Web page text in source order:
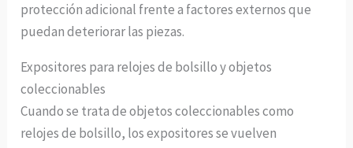
protección adicional frente a factores externos que
puedan deteriorar las piezas.
Expositores para relojes de bolsillo y objetos
coleccionables
Cuando se trata de objetos coleccionables como
relojes de bolsillo, los expositores se vuelven